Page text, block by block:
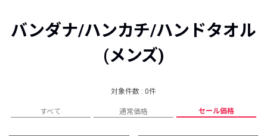
バンダナ/ハンカチ/ハンドタオル
(メンズ)
対象件数 : 0件
すべて 通常価格 セール価格